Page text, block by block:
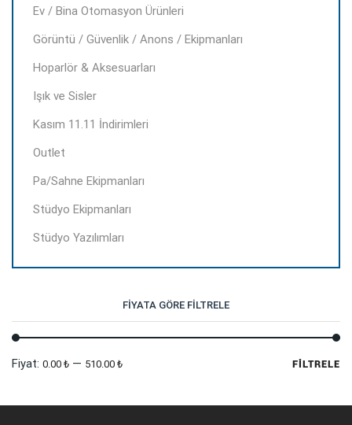
Ev / Bina Otomasyon Ürünleri
Görüntü / Güvenlik / Anons / Ekipmanları
Hoparlör & Aksesuarları
Işık ve Sisler
Kasım 11.11 İndirimleri
Outlet
Pa/Sahne Ekipmanları
Stüdyo Ekipmanları
Stüdyo Yazılımları
FIYATA GÖRE FILTRELE
En
En
FILTRELE
Fiyat: 0.00 ₺ — 510.00 ₺